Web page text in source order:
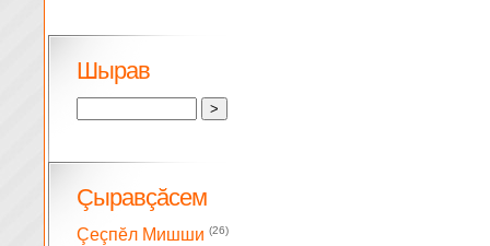
Шырав
Çыравçăсем
Çеçпĕл Мишши (26)